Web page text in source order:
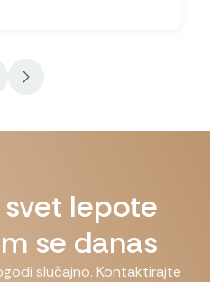
lepote
se danas
slučajno. Kontaktirajte